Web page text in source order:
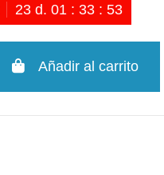
23 d. 01 :33 :53
Añadir al carrito